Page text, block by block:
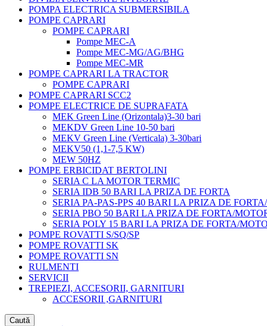
POMPA ELECTRICA SUBMERSIBILA
POMPE CAPRARI
POMPE CAPRARI
Pompe MEC-A
Pompe MEC-MG/AG/BHG
Pompe MEC-MR
POMPE CAPRARI LA TRACTOR
POMPE CAPRARI
POMPE CAPRARI SCC2
POMPE ELECTRICE DE SUPRAFATA
MEK Green Line (Orizontala)3-30 bari
MEKDV Green Line 10-50 bari
MEKV Green Line (Verticala) 3-30bari
MEKV50 (1,1-7,5 KW)
MEW 50HZ
POMPE ERBICIDAT BERTOLINI
SERIA C LA MOTOR TERMIC
SERIA IDB 50 BARI LA PRIZA DE FORTA
SERIA PA-PAS-PPS 40 BARI LA PRIZA DE
SERIA PBO 50 BARI LA PRIZA DE FORTA/
SERIA POLY 15 BARI LA PRIZA DE FORTA/
POMPE ROVATTI S/SQ/SP
POMPE ROVATTI SK
POMPE ROVATTI SN
RULMENTI
SERVICII
TREPIEZI, ACCESORII, GARNITURI
ACCESORII ,GARNITURI
Caută